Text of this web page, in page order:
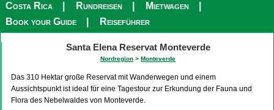
Costa Rica Rundreisen
Mietwagen
Book your Guide
Reiseführer
Santa Elena Reservat Monteverde
Nordregion > Monteverde
Das 310 Hektar große Reservat mit Wanderwegen und einem
Aussichtspunkt ist ideal für eine Tagestour zur Erkundung der Fauna und
Flora des Nebelwaldes von Monteverde.